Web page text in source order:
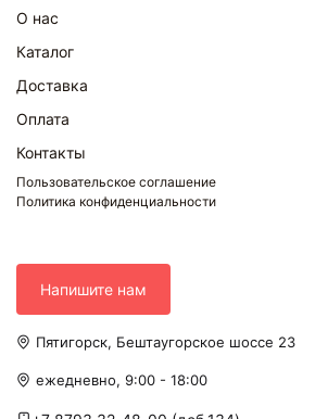
О нас
Каталог
Доставка
Оплата
Контакты
Пользовательское соглашение
Политика конфиденциальности
Напишите нам
Пятигорск, Бештаугорское шоссе 23
ежедневно, 9:00 - 18:00